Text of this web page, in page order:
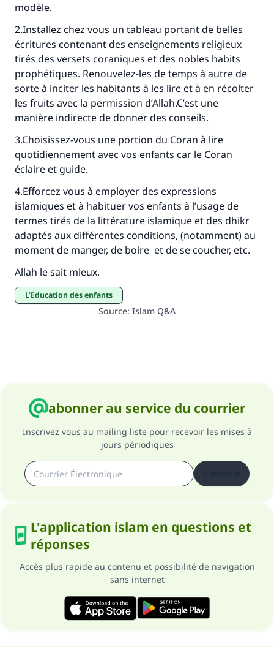
modèle.
2.Installez chez vous un tableau portant de belles
écritures contenant des enseignements religieux
tirés des versets coraniques et des nobles habits
prophétiques. Renouvelez-les de temps à autre de
sorte à inciter les habitants à les lire et à en récolter
les fruits avec la permission d’Allah.C’est une
manière indirecte de donner des conseils.
3.Choisissez-vous une portion du Coran à lire
quotidiennement avec vos enfants car le Coran
éclaire et guide.
4.Efforcez vous à employer des expressions
islamiques et à habituer vos enfants à l’usage de
termes tirés de la littérature islamique et des dhikr
adaptés aux différentes conditions, (notamment) au
moment de manger, de boire et de se coucher, etc.
Allah le sait mieux.
L’Education des enfants
Source: Islam Q&A
abonner au service du courrier
Inscrivez vous au mailing liste pour recevoir les mises à
jours périodiques
L'application islam en questions et
réponses
Accès plus rapide au contenu et possibilité de navigation
sans internet